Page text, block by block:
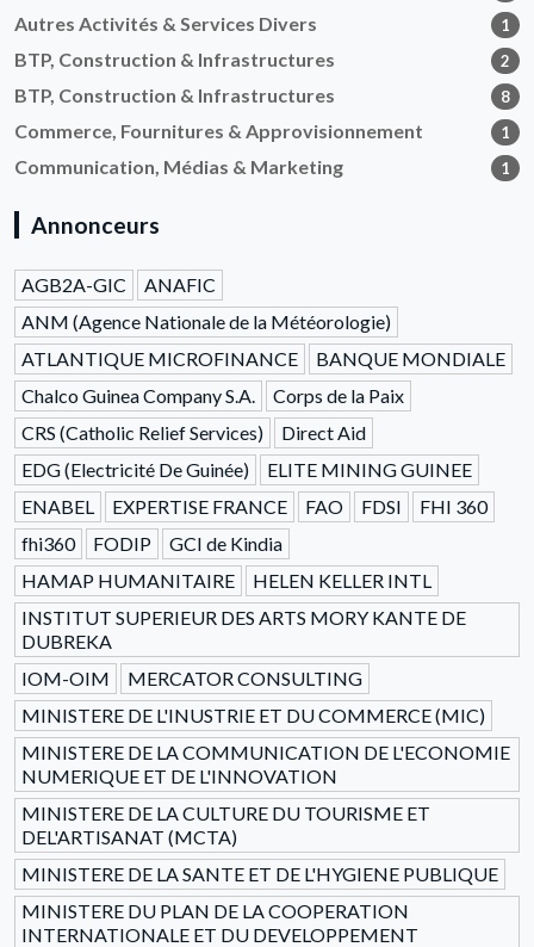
Autres Activités & Services Divers 1
BTP, Construction & Infrastructures 2
BTP, Construction & Infrastructures 8
Commerce, Fournitures & Approvisionnement 1
Communication, Médias & Marketing 1
Annonceurs
AGB2A-GIC
ANAFIC
ANM (Agence Nationale de la Météorologie)
ATLANTIQUE MICROFINANCE
BANQUE MONDIALE
Chalco Guinea Company S.A.
Corps de la Paix
CRS (Catholic Relief Services)
Direct Aid
EDG (Electricité De Guinée)
ELITE MINING GUINEE
ENABEL
EXPERTISE FRANCE FAO FDSI
FHI 360
fhi360
FODIP
GCI de Kindia
HAMAP HUMANITAIRE
HELEN KELLER INTL
INSTITUT SUPERIEUR DES ARTS MORY KANTE DE
DUBREKA
IOM-OIM
MERCATOR CONSULTING
MINISTERE DE L'INUSTRIE ET DU COMMERCE (MIC)
MINISTERE DE LA COMMUNICATION DE L'ECONOMIE
NUMERIQUE ET DE L'INNOVATION
MINISTERE DE LA CULTURE DU TOURISME ET
DEL'ARTISANAT (MCTA)
MINISTERE DE LA SANTE ET DE L'HYGIENE PUBLIQUE
MINISTERE DU PLAN DE LA COOPERATION
INTERNATIONALE ET DU DEVELOPPEMENT